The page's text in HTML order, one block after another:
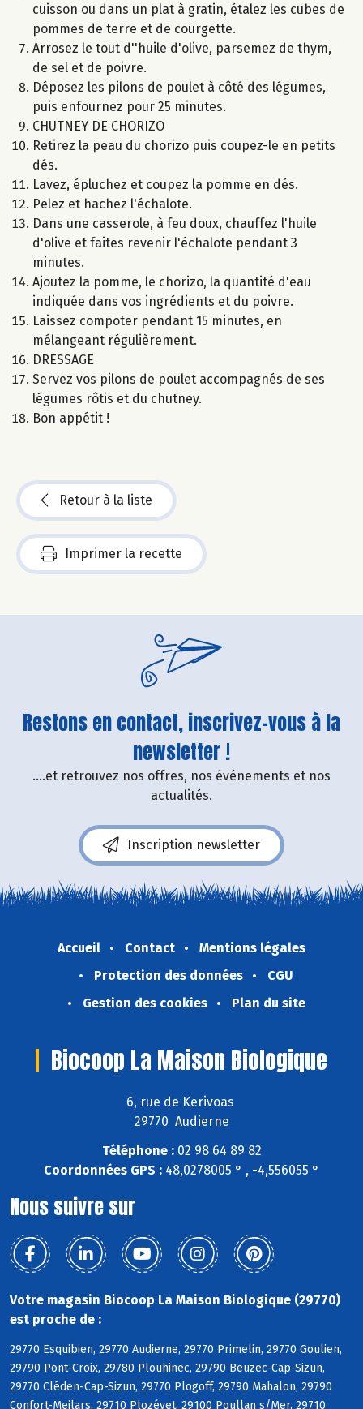
cuisson ou dans un plat à gratin, étalez les cubes de
pommes de terre et de courgette.
Arrosez le tout d''huile d'olive, parsemez de thym,
de sel et de poivre.
Déposez les pilons de poulet à côté des légumes,
puis enfournez pour 25 minutes.
CHUTNEY DE CHORIZO
Retirez la peau du chorizo puis coupez-le en petits
dés.
Lavez, épluchez et coupez la pomme en dés.
Pelez et hachez l'échalote.
Dans une casserole, à feu doux, chauffez l'huile
d'olive et faites revenir l'échalote pendant 3
minutes.
Ajoutez la pomme, le chorizo, la quantité d'eau
indiquée dans vos ingrédients et du poivre.
Laissez compoter pendant 15 minutes, en
mélangeant régulièrement.
DRESSAGE
Servez vos pilons de poulet accompagnés de ses
légumes rôtis et du chutney.
Bon appétit !
Retour à la liste
Imprimer la recette
Restons en contact, inscrivez-vous à la
newsletter !
....et retrouvez nos offres, nos événements et nos
actualités.
Inscription newsletter
Accueil Contact
Mentions légales
Protection des données
CGU
Gestion des cookies
Plan du site
Biocoop La Maison Biologique
6, rue de Kerivoas
29770 Audierne
Téléphone :02 98 64 89 82
Coordonnées GPS : 48,0278005 ° , -4,556055 °
Nous suivre sur
Votre magasin Biocoop La Maison Biologique (29770)
est proche de :
29770 Esquibien, 29770 Audierne, 29770 Primelin, 29770 Goulien,
29790 Pont-Croix, 29780 Plouhinec, 29790 Beuzec-Cap-Sizun,
29770 Cléden-Cap-Sizun, 29770 Plogoff, 29790 Mahalon, 29790
Confort-Meilars, 29710 Plozévet, 29100 Poullan s/Mer, 29710